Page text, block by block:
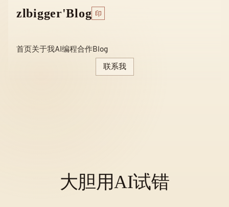
zlbigger'Blog 印
首页 关于我AI编程合作Blog
联系我
大胆用AI试错